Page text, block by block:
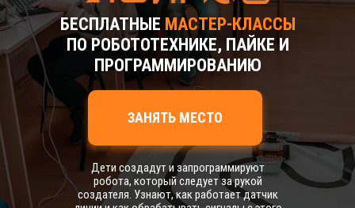
Пн–Пт: 10:00 - 21:00 (МСК)
Сб–Вс: 10:00 - 20:00 (МСК)
БЕСПЛАТНЫЕ МАСТЕР-КЛАССЫ
ПО РОБОТОТЕХНИКЕ, ПАЙКЕ И
ПРОГРАММИРОВАНИЮ
Дети создадут и запрограммируют
робота, который следует за рукой
создателя. Узнают, как работает датчик
ЗАНЯТЬ МЕСТО